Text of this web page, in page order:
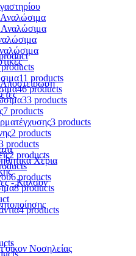
Αναλώσιμα
Αναλώσιμα
Χέρια
- Καλσόν
Νοσηλείας
11 products
46 products
33 products
7 products
3 products
2 products
products
2 products
6 products
8 products
4 products